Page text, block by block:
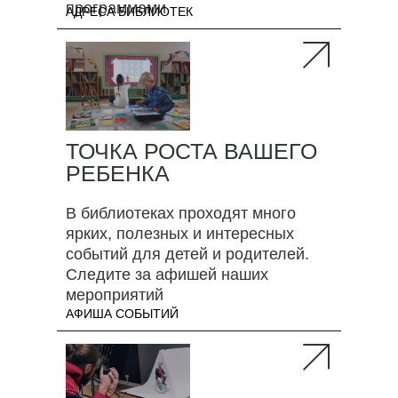
программами
АДРЕСА БИБЛИОТЕК
В библиотеках проходят много
ярких, полезных и интересных
событий для детей и родителей.
Следите за афишей наших
мероприятий
ТОЧКА РОСТА ВАШЕГО
РЕБЕНКА
АФИША СОБЫТИЙ